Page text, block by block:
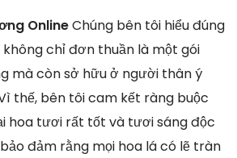
OnlineChúng bên tôi hiểu đúng
chỉ đơn thuần là một gói
mà còn sở hữu ở người thân ý
thế, bên tôi cam kết ràng buộc
hoa tươi rất tốt và tươi sáng độc
đảm rằng mọi hoa lá có lẽ tràn